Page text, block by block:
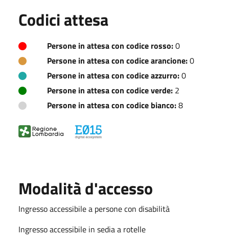
Codici attesa
Persone in attesa con codice rosso:0
Persone in attesa con codice arancione:0
Persone in attesa con codice azzurro:0
Persone in attesa con codice verde: 2
Persone in attesa con codice bianco:8
Modalità d'accesso
Ingresso accessibile a persone con disabilità
Ingresso accessibile in sedia a rotelle